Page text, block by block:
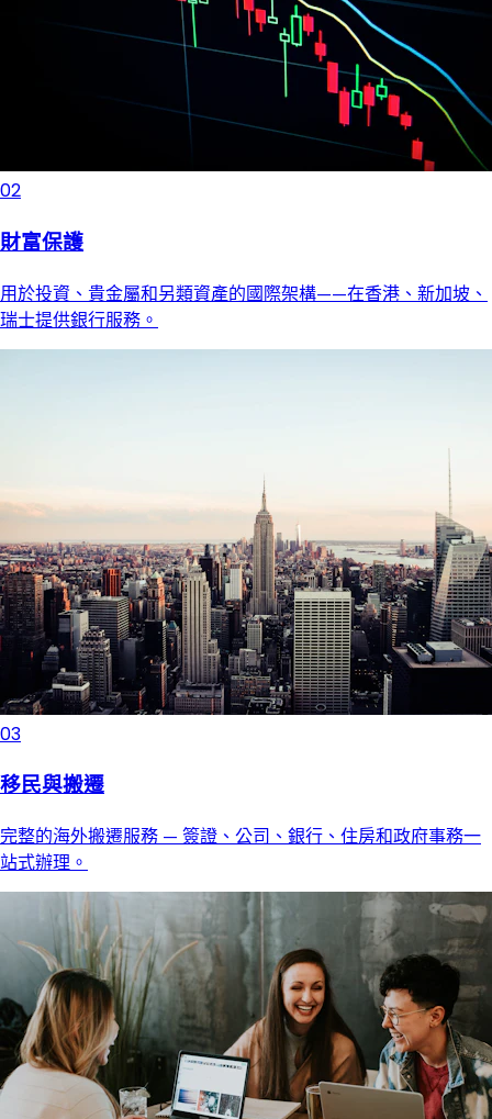
02
財富保護
用於投資、貴金屬和另類資產的國際架構——在香港、新加坡、
瑞士提供銀行服務。
03
移民與搬遷
完整的海外搬遷服務 — 簽證、公司、銀行、住房和政府事務一
站式辦理。